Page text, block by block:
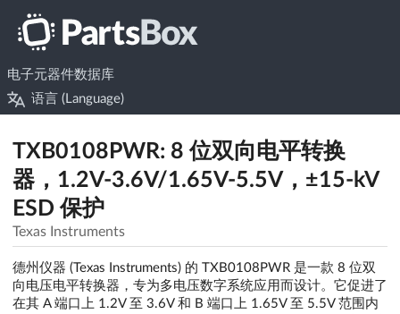
电子元器件数据库
语言 (Language)
TXB0108PWR: 8 位双向电平转换
器，1.2V-3.6V/1.65V-5.5V，±15-kV
ESD 保护
Texas Instruments
德州仪器 (Texas Instruments) 的 TXB0108PWR 是一款 8 位双
向电压电平转换器，专为多电压数字系统应用而设计。它促进了
在其 A 端口上 1.2V 至 3.6V 和 B 端口上 1.65V 至 5.5V 范围内